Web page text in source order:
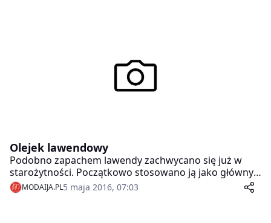
Olejek lawendowy
Podobno zapachem lawendy zachwycano się już w
starożytności. Początkowo stosowano ją jako główny
składnik perfum czy kadzideł. Dzisiaj, doskonale
zdajemy sobie sprawę, iż lawenda oprócz pięknego
MODAIJA.PL5 maja 2016, 07:03